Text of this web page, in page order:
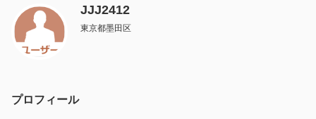
JJJ2412
東京都墨田区
プロフィール